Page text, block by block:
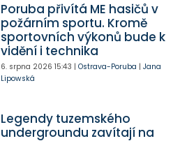
Poruba přivítá ME hasičů v
požárním sportu. Kromě
sportovních výkonů bude k
vidění i technika
6. srpna 2026 15:43 | Ostrava-Poruba | Jana
Lipowská
Legendy tuzemského
undergroundu zavítají na